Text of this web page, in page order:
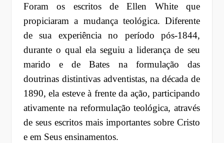
Foram os escritos de Ellen White que
propiciaram a mudança teológica. Diferente
de sua experiência no período pós-1844,
durante o qual ela seguiu a liderança de seu
marido e de Bates na formulação das
doutrinas distintivas adventistas, na década de
1890, ela esteve à frente da ação, participando
ativamente na reformulação teológica, através
de seus escritos mais importantes sobre Cristo
e em Seus ensinamentos.